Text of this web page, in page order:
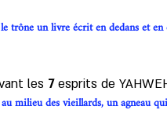
un livre écrit en dedans et en
les 7 esprits de
milieu des vieillards, un agneau